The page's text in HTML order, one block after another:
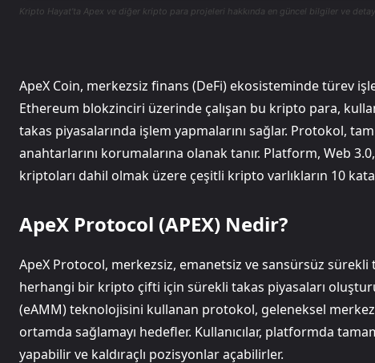
Kripto Hayat'ta Apex ve diğer kripto para projeleri hakkında en güncel bilgiler ve
ApeX Coin, merkezsiz finans (DeFi) ekosisteminde türev
Ethereum blokzinciri üzerinde çalışan bu kripto para,
takas piyasalarında işlem yapmalarını sağlar. Protokol,
anahtarlarını korumalarına olanak tanır. Platform, Web
kriptoları dahil olmak üzere çeşitli kripto varlıkların 10
ApeX Protocol (APEX) Nedir?
ApeX Protocol, merkezsiz, emanetsiz ve sansürsüz
herhangi bir kripto çifti için sürekli takas piyasaları
(eAMM) teknolojisini kullanan protokol, geleneksel
ortamda sağlamayı hedefler. Kullanıcılar, platformda
yapabilir ve kaldıraçlı pozisyonlar açabilirler.